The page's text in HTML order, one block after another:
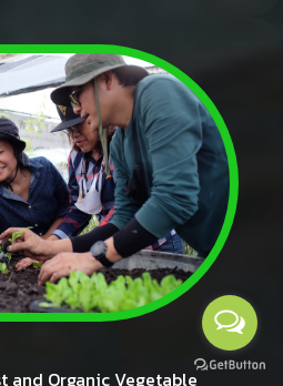
and Organic Vegetable